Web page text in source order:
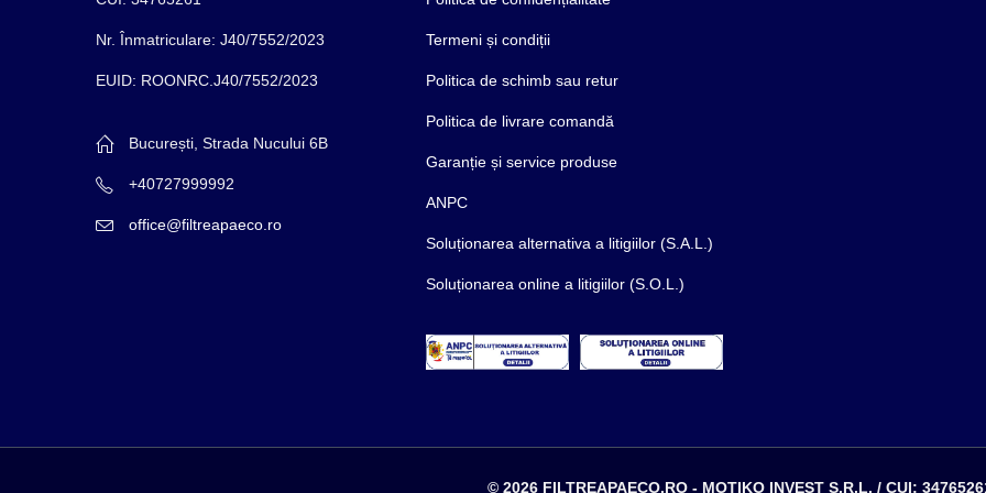
Nr. Înmatriculare: J40/7552/2023
EUID: ROONRC.J40/7552/2023
București, Strada Nucului 6B
+40727999992
office@filtreapaeco.ro
Termeni și condiții
Politica de schimb sau retur
Politica de livrare comandă
Garanție și service produse
ANPC
Soluționarea alternativa a litigiilor (S.A.L.)
Soluționarea online a litigiilor (S.O.L.)
© 2026 FILTREAPAECO.RO - MOTIKO INVEST S.R.L. / CUI: